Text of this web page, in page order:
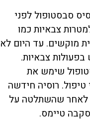
סבסטופול לפני
צבאיות כמו
מוקשים. עד היום לא
צבאיות.
שימש את
טיפול. רוסיה חידשה
לאחר שהשתלטה על